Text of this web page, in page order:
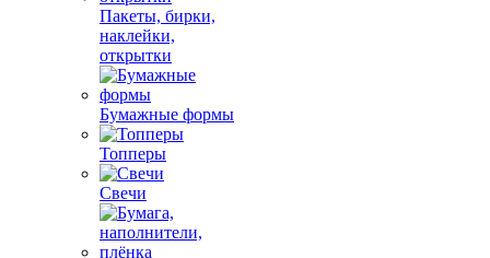
Пакеты, бирки,
наклейки,
открытки
Бумажные формы
Топперы
Свечи